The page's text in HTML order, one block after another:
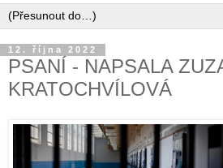
12. října 2022
PSANÍ - NAPSALA
KRATOCHVÍLOVÁ